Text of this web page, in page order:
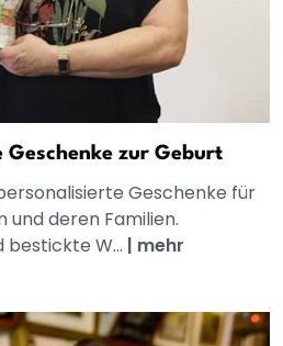
zur Geburt
Geschenke für
deren Familien.
bestickte W... | mehr